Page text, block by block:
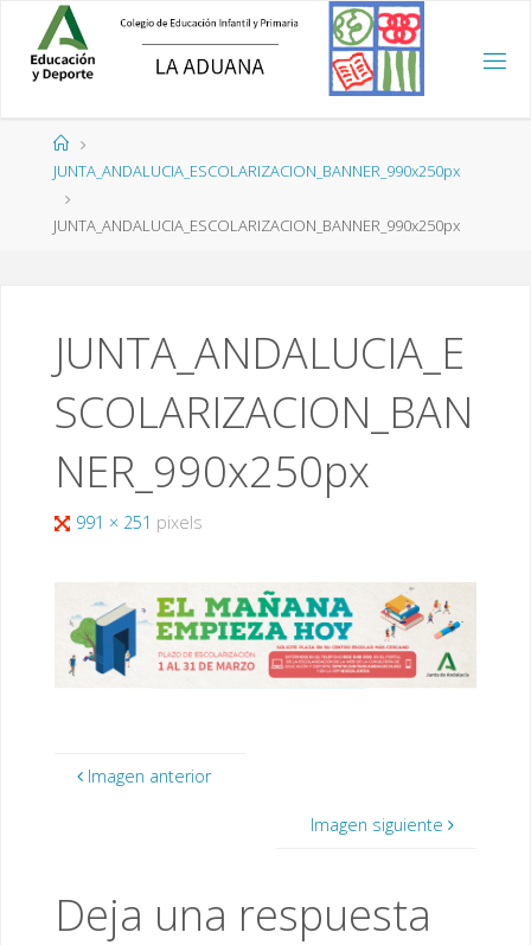
contenido
Página
de
Inicio
JUNTA_ANDALUCIA_ESCOLARIZACION_BANNER_990x250px
JUNTA_ANDALUCIA_ESCOLARIZACION_BANNER_990x250px
JUNTA_ANDALUCIA_E
SCOLARIZACION_BAN
NER_990x250px
Tamaño
991 × 251 pixels
Imagen anterior
Imagen siguiente
Deja una respuesta